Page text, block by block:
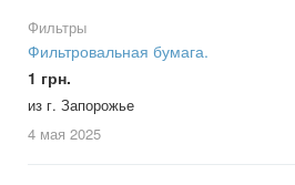
Фильтры
Фильтровальная бумага.
1 грн.
из г. Запорожье
4 мая 2025